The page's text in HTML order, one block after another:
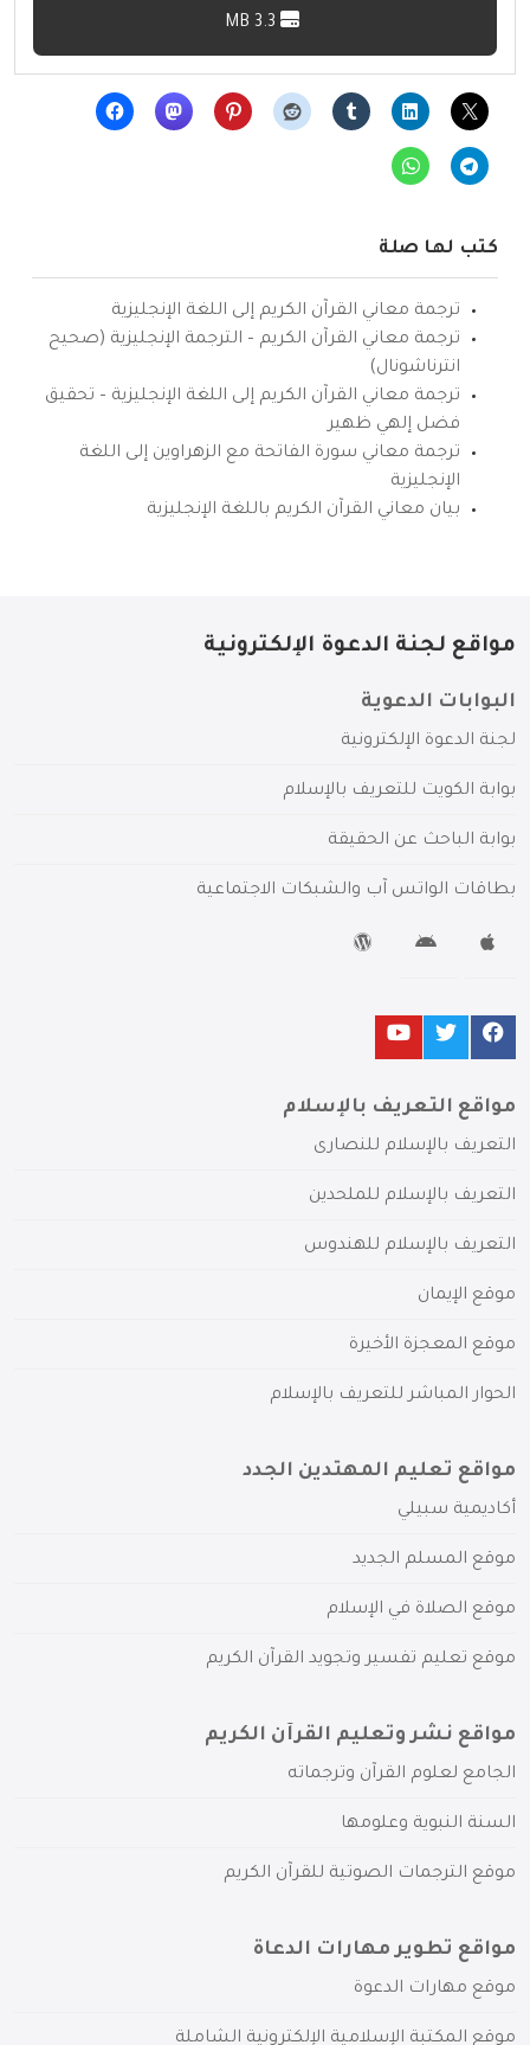
كتب لها صلة
ترجمة معاني القرآن الكريم إلى اللغة الإنجليزية
ترجمة معاني القرآن الكريم – الترجمة الإنجليزية (صحيح
انترناشونال)
ترجمة معاني القرآن الكريم إلى اللغة الإنجليزية – تحقيق
فضل إلهي ظهير
ترجمة معاني سورة الفاتحة مع الزهراوين إلى اللغة
الإنجليزية
بيان معاني القرآن الكريم باللغة الإنجليزية
مواقع لجنة الدعوة الإلكترونية
البوابات الدعوية
لجنة الدعوة الإلكترونية
بوابة الكويت للتعريف بالإسلام
بوابة الباحث عن الحقيقة
بطاقات الواتس آب والشبكات الاجتماعية
مواقع التعريف بالإسلام
التعريف بالإسلام للنصارى
التعريف بالإسلام للملحدين
التعريف بالإسلام للهندوس
موقع الإيمان
موقع المعجزة الأخيرة
الحوار المباشر للتعريف بالإسلام
مواقع تعليم المهتدين الجدد
أكاديمية سبيلي
موقع المسلم الجديد
موقع الصلاة في الإسلام
موقع تعليم تفسير وتجويد القرآن الكريم
مواقع نشر وتعليم القرآن الكريم
الجامع لعلوم القرآن وترجماته
السنة النبوية وعلومها
موقع الترجمات الصوتية للقرآن الكريم
مواقع تطوير مهارات الدعاة
موقع مهارات الدعوة
موقع المكتبة الإسلامية الإلكترونية الشاملة